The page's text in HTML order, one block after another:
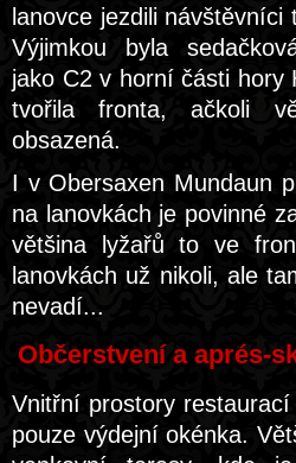
lanovce jezdili návštěvníci
Výjimkou byla
jako C2 v horní části hory
tvořila fronta, ačkoli
obsazená.
I v Obersaxen Mundaun
na lanovkách je povinné
většina lyžařů to ve
lanovkách už nikoli, ale
nevadí...
Občerstvení a aprés-
Vnitřní prostory
pouze výdejní okénka.